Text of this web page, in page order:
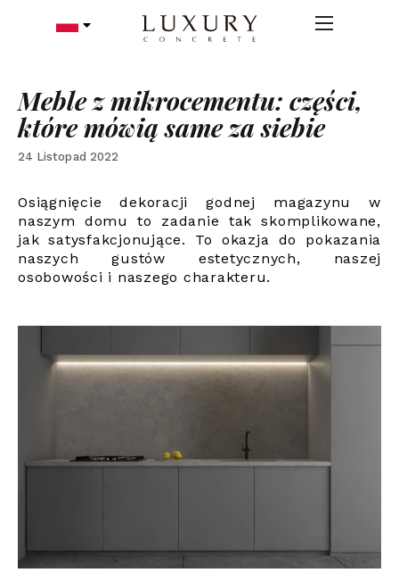
Meble z mikrocementu: części,
które mówią same za siebie
24 Listopad 2022
Osiągnięcie dekoracji godnej magazynu w
naszym domu to zadanie tak skomplikowane,
jak satysfakcjonujące. To okazja do pokazania
naszych gustów estetycznych, naszej
osobowości i naszego charakteru.